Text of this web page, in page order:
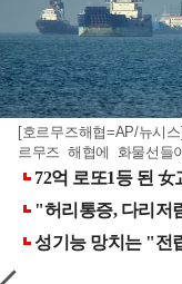
[호르무즈해협=AP/뉴시
르무즈 해협에 화물선들